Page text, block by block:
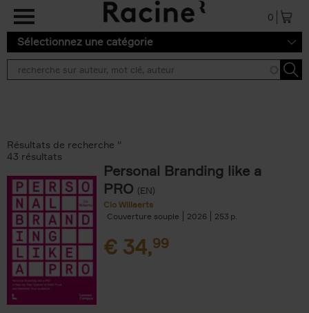
Aller au contenu principal
0
Sélectionnez une catégorie
Résultats de recherche ''
43 résultats
Personal Branding like a
PRO (EN)
Clo Willaerts
Couverture souple
2026 253
€ 34,99